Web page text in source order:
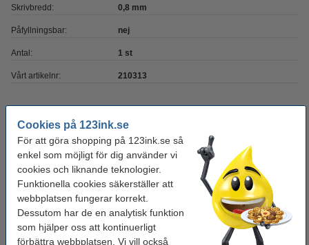
Cookies på 123ink.se
För att göra shopping på 123ink.se så
enkel som möjligt för dig använder vi
cookies och liknande teknologier.
Funktionella cookies säkerställer att
webbplatsen fungerar korrekt.
Dessutom har de en analytisk funktion
som hjälper oss att kontinuerligt
förbättra webbplatsen. Vi vill också
Skrivbredd: 0,8 mm
Påfyllningsbar: nej
Antal: 1 st
Vårt artikelnr: 210313
Köp12stför endast
150 kr
Millimeterblock A4 | 80g | 123ink | 25 ark
24 kr